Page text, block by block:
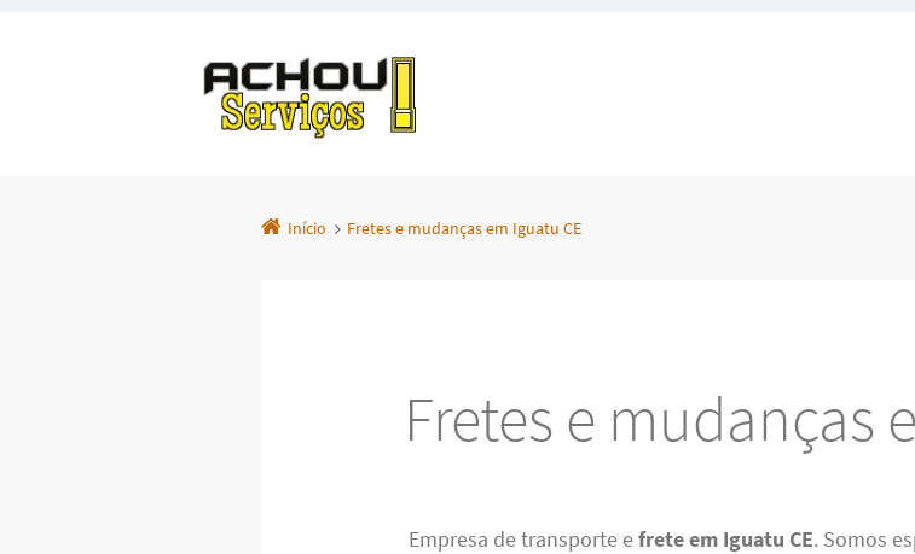
Início Fretes e mudanças em Iguatu CE
Fretes e mudanças
Empresa de transporte efrete em Iguatu CE. Somos